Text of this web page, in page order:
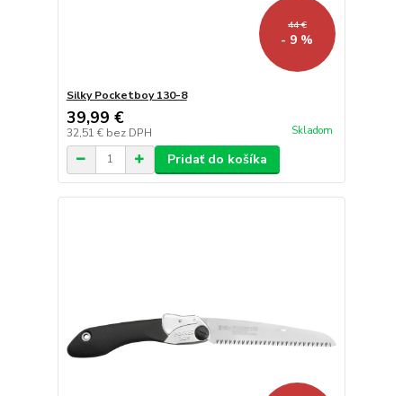
44 €
- 9 %
Silky Pocketboy 130-8
39,99 €
32,51 € bez DPH Skladom
Pridať do košíka